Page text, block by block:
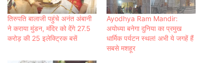
तिरुपति बालाजी पहुंचे अनंत अंबानी
ने कराया मुंडन, मंदिर को देंगे 27.5
करोड़ की 25 इलेक्ट्रिक बसें
Ayodhya Ram Mandir:
अयोध्‍या बनेगा दुनिया का प्रमुख
धार्मिक पर्यटन स्‍थल! अभी ये जगहें हैं
सबसे मशहूर